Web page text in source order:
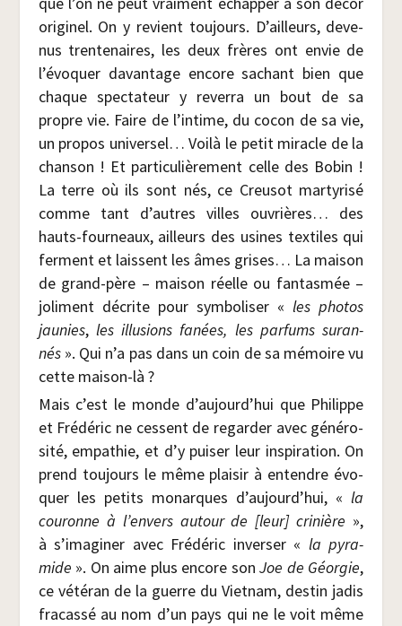
ori­gi­nel. On y revient tou­jours. D’ailleurs, deve­
nus tren­te­naires, les deux frères ont envie de
l’évoquer davan­tage encore sachant bien que
chaque spec­ta­teur y rever­ra un bout de sa
propre vie. Faire de l’intime, du cocon de sa vie,
un pro­pos uni­ver­sel… Voi­là le petit miracle de la
chan­son ! Et par­ti­cu­liè­re­ment celle des Bobin !
La terre où ils sont nés, ce Creu­sot mar­ty­ri­sé
comme tant d’autres villes ouvrières… des
hauts-four­neaux, ailleurs des usines tex­tiles qui
ferment et laissent les âmes grises… La mai­son
de grand-père – mai­son réelle ou fan­tas­mée –
joli­ment décrite pour sym­bo­li­ser «les pho­tos
jau­nies, les illu­sions fanées, les par­fums sur­an­
nés». Qui n’a pas dans un coin de sa mémoire vu
cette maison-là ?
Mais c’est le monde d’aujourd’hui que Phi­lippe
et Fré­dé­ric ne cessent de regar­der avec géné­ro­
si­té, empa­thie, et d’y pui­ser leur ins­pi­ra­tion. On
prend tou­jours le même plai­sir à entendre évo­
quer les petits monarques d’aujourd’hui, «la
cou­ronne à l’envers autour de [leur] cri­nière »,
à s’imaginer avec Fré­dé­ric inver­ser « la pyra­
mide ». On aime plus encore sonJoe de Géor­gie,
ce vété­ran de la guerre du Viet­nam, des­tin jadis
fra­cas­sé au nom d’un pays qui ne le voit même